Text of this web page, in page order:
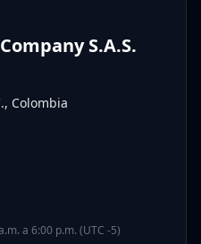
S.A.S.
Colombia
a 6:00 p.m. (UTC -5)